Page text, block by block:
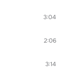
3:04
2:06
3:14